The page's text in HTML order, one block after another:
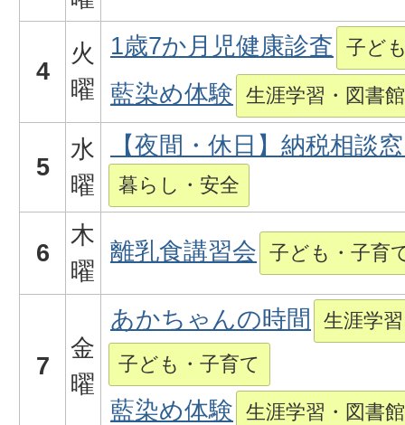
4
火
曜
1歳7か月児健康診査 子ど
藍染め体験 生涯学習・図書館
5
水
曜
【夜間・休日】納税相談
暮らし・安全
6
木
曜
離乳食講習会 子ども・子育
7
金
曜
あかちゃんの時間
生涯学
子ども・子育て
藍染め体験 生涯学習・図書館